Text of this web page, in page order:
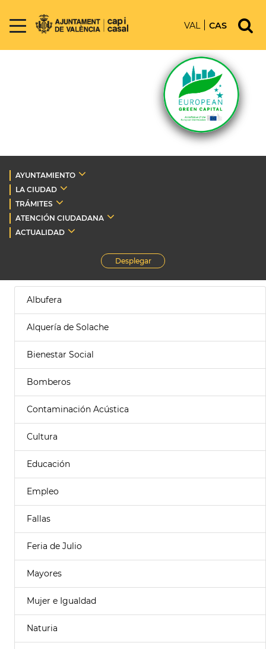
VAL CAS
AYUNTAMIENTO
LA CIUDAD
TRÁMITES
ATENCIÓN CIUDADANA
ACTUALIDAD
Desplegar
Albufera
Alquería de Solache
Bienestar Social
Bomberos
Contaminación Acústica
Cultura
Educación
Empleo
Fallas
Feria de Julio
Mayores
Mujer e Igualdad
Naturia